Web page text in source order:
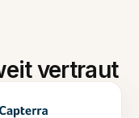
vertraut